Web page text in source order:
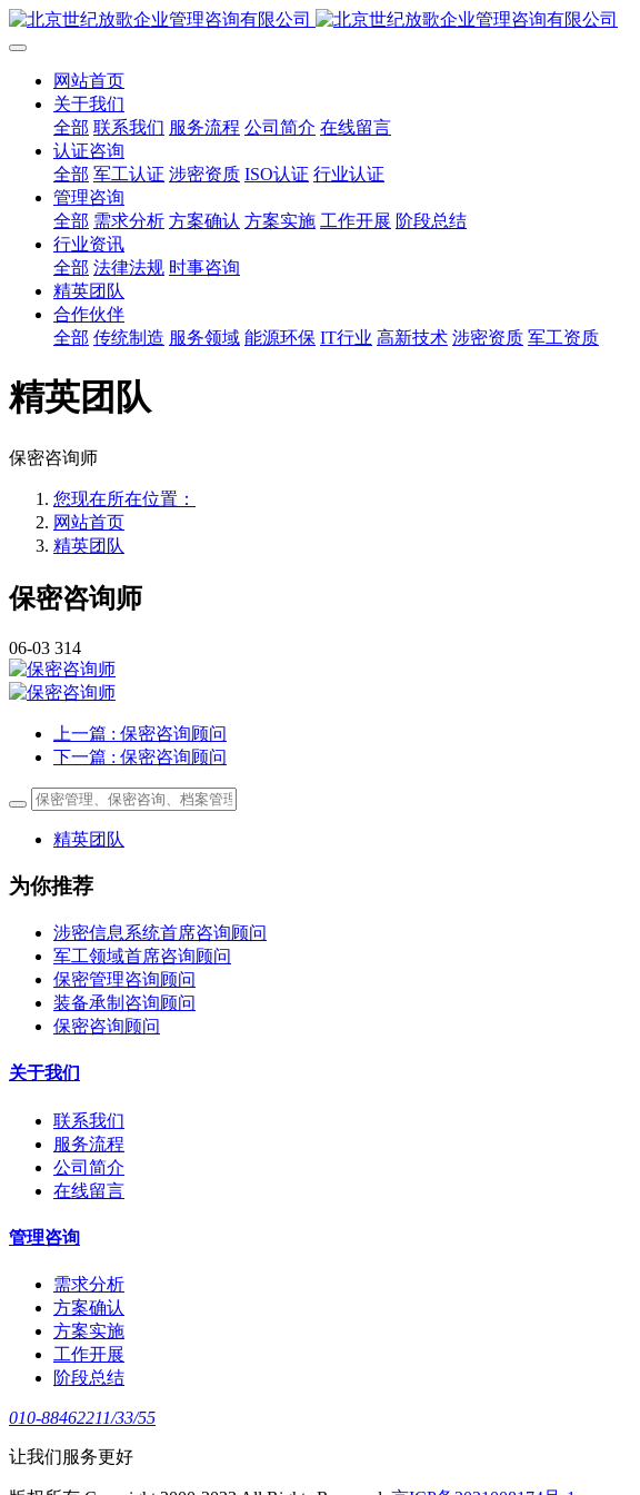
网站首页
关于我们
全部 联系我们 服务流程 公司简介 在线留言
认证咨询
全部 军工认证 涉密资质 ISO认证 行业认证
管理咨询
全部 需求分析 方案确认 方案实施 工作开展 阶段总结
行业资讯
全部 法律法规 时事咨询
精英团队
合作伙伴
全部 传统制造 服务领域 能源环保 IT行业 高新技术 涉密资质 军工资质
精英团队
保密咨询师
您现在所在位置：
网站首页
精英团队
保密咨询师
06-03 314
上一篇 : 保密咨询顾问
下一篇 : 保密咨询顾问
精英团队
为你推荐
涉密信息系统首席咨询顾问
军工领域首席咨询顾问
保密管理咨询顾问
装备承制咨询顾问
保密咨询顾问
关于我们
联系我们
服务流程
公司简介
在线留言
管理咨询
需求分析
方案确认
方案实施
工作开展
阶段总结
010-88462211/33/55
让我们服务更好